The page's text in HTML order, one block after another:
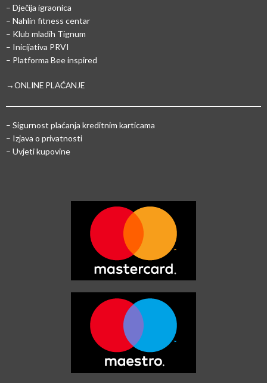
– Dječija igraonica
– Nahlin fitness centar
– Klub mladih Tignum
– Inicijativa PRVI
– Platforma Bee inspired
→ONLINE PLAĆANJE
– Sigurnost plaćanja kreditnim karticama
– Izjava o privatnosti
– Uvjeti kupovine